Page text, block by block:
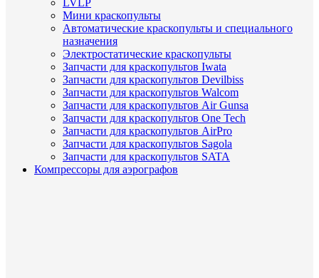
LVLP
Мини краскопульты
Автоматические краскопульты и специального
назначения
Электростатические краскопульты
Запчасти для краскопультов Iwata
Запчасти для краскопультов Devilbiss
Запчасти для краскопультов Walcom
Запчасти для краскопультов Air Gunsa
Запчасти для краскопультов One Tech
Запчасти для краскопультов AirPro
Запчасти для краскопультов Sagola
Запчасти для краскопультов SATA
Компрессоры для аэрографов